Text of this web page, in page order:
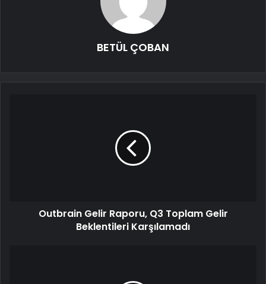
BETÜL ÇOBAN
Outbrain Gelir Raporu, Q3 Toplam Gelir
Beklentileri Karşılamadı